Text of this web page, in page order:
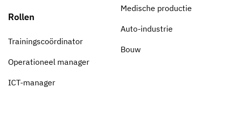
Rollen
Trainingscoördinator
Operationeel manager
ICT-manager
Medische productie
Auto-industrie
Bouw